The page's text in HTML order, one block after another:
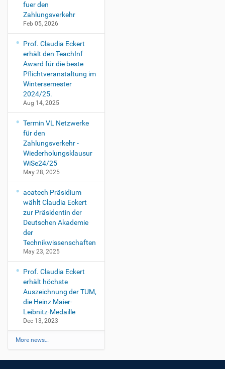
fuer den
Zahlungsverkehr
Feb 05, 2026
Prof. Claudia Eckert
erhält den TeachInf
Award für die beste
Pflichtveranstaltung im
Wintersemester
2024/25.
Aug 14, 2025
Termin VL Netzwerke
für den
Zahlungsverkehr -
Wiederholungsklausur
WiSe24/25
May 28, 2025
acatech Präsidium
wählt Claudia Eckert
zur Präsidentin der
Deutschen Akademie
der
Technikwissenschaften
May 23, 2025
Prof. Claudia Eckert
erhält höchste
Auszeichnung der TUM,
die Heinz Maier-
Leibnitz-Medaille
Dec 13, 2023
More news…